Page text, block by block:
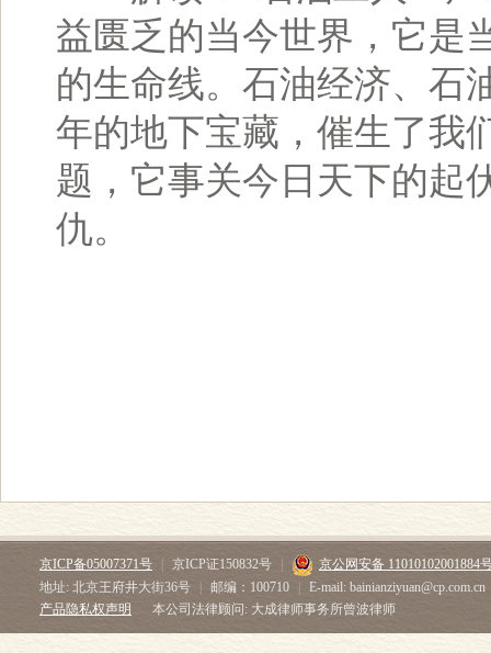
益匮乏的当今世界，它是
的生命线。石油经济、石
年的地下宝藏，催生了我
题，它事关今日天下的起
仇。
京ICP备05007371号 京ICP证150832号
京公网安备 11010102001884
地址: 北京王府井大街36号
邮编：100710
E-mail: bainianziyuan@cp.com.cn
产品隐私权声明
本公司法律顾问: 大成律师事务所曾波律师